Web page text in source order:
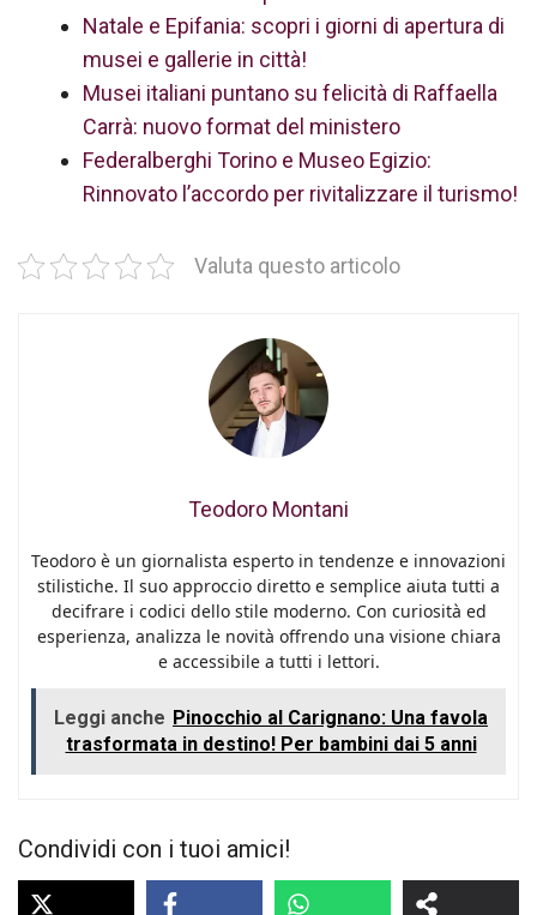
Natale e Epifania: scopri i giorni di apertura di
musei e gallerie in città!
Musei italiani puntano su felicità di Raffaella
Carrà: nuovo format del ministero
Federalberghi Torino e Museo Egizio:
Rinnovato l’accordo per rivitalizzare il turismo!
Valuta questo articolo
Teodoro Montani
Teodoro è un giornalista esperto in tendenze e innovazioni
stilistiche. Il suo approccio diretto e semplice aiuta tutti a
decifrare i codici dello stile moderno. Con curiosità ed
esperienza, analizza le novità offrendo una visione chiara
e accessibile a tutti i lettori.
Leggi anche Pinocchio al Carignano: Una favola
trasformata in destino! Per bambini dai 5 anni
Condividi con i tuoi amici!